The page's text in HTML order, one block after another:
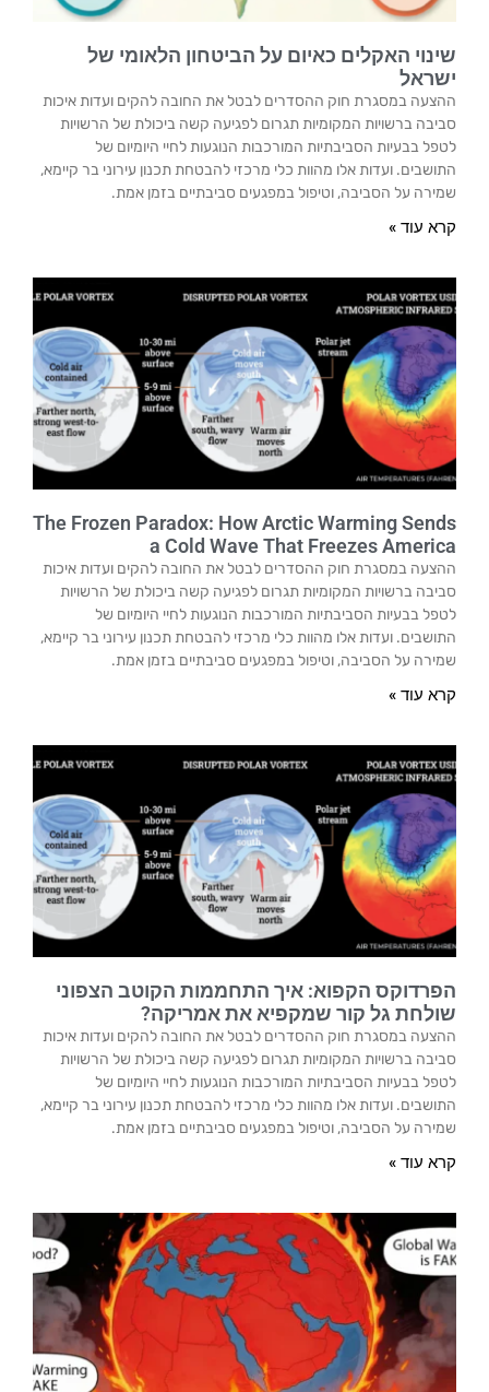
שינוי האקלים כאיום על הביטחון הלאומי של
ישראל
ההצעה במסגרת חוק ההסדרים לבטל את החובה להקים ועדות איכות
סביבה ברשויות המקומיות תגרום לפגיעה קשה ביכולת של הרשויות
לטפל בבעיות הסביבתיות המורכבות הנוגעות לחיי היומיום של
התושבים. ועדות אלו מהוות כלי מרכזי להבטחת תכנון עירוני בר קיימא,
שמירה על הסביבה, וטיפול במפגעים סביבתיים בזמן אמת.
קרא עוד »
The Frozen Paradox: How Arctic Warming Sends
a Cold Wave That Freezes America
ההצעה במסגרת חוק ההסדרים לבטל את החובה להקים ועדות איכות
סביבה ברשויות המקומיות תגרום לפגיעה קשה ביכולת של הרשויות
לטפל בבעיות הסביבתיות המורכבות הנוגעות לחיי היומיום של
התושבים. ועדות אלו מהוות כלי מרכזי להבטחת תכנון עירוני בר קיימא,
שמירה על הסביבה, וטיפול במפגעים סביבתיים בזמן אמת.
קרא עוד »
הפרדוקס הקפוא: איך התחממות הקוטב הצפוני
שולחת גל קור שמקפיא את אמריקה?
ההצעה במסגרת חוק ההסדרים לבטל את החובה להקים ועדות איכות
סביבה ברשויות המקומיות תגרום לפגיעה קשה ביכולת של הרשויות
לטפל בבעיות הסביבתיות המורכבות הנוגעות לחיי היומיום של
התושבים. ועדות אלו מהוות כלי מרכזי להבטחת תכנון עירוני בר קיימא,
שמירה על הסביבה, וטיפול במפגעים סביבתיים בזמן אמת.
קרא עוד »